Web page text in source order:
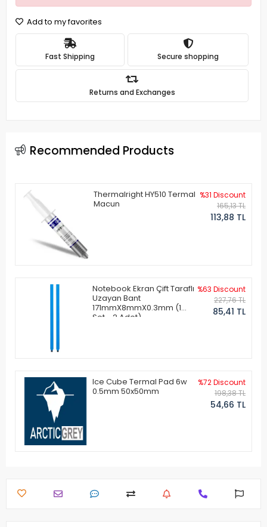
Add to my favorites
Fast Shipping Secure shopping
Returns and Exchanges
Recommended Products
Thermalright HY510 Termal
Macun
%31 Discount
165,13 TL
113,88 TL
Notebook Ekran Çift Taraflı
Uzayan Bant
171mmX8mmX0.3mm (1
Set - 2 Adet)
%63 Discount
227,76 TL
85,41 TL
Ice Cube Termal Pad 6w
0.5mm 50x50mm
%72 Discount
198,38 TL
54,66 TL